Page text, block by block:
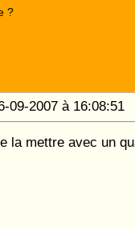
?
09-2007 à
la mettre avec un